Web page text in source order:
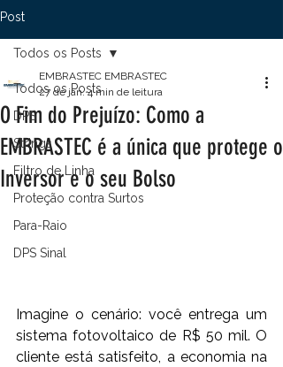
Post
Todos os Posts
DPS
Strings
Filtro de Linha
Proteção contra Surtos
Para-Raio
DPS Sinal
Todos os Posts
O Fim do Prejuízo: Como a
EMBRASTEC é a única que protege o
Inversor e o seu Bolso
EMBRASTEC EMBRASTEC
27 de jan. 4 min de leitura
Imagine o cenário: você entrega um
sistema fotovoltaico de R$ 50 mil. O
cliente está satisfeito, a economia na